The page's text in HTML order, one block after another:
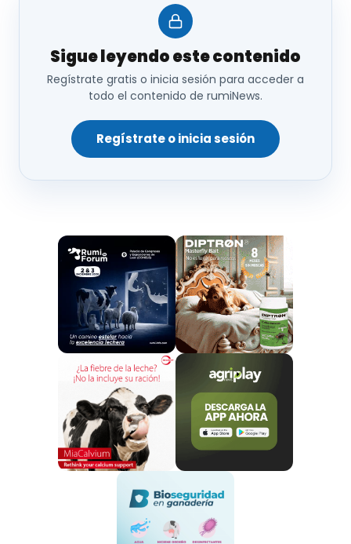
Los animales que se desplazan a
pueden entonces infectarse
incluso después de que el animal infectado
original haya sido retirado.Cuantificar cómo
puede afectar esto a la transmisión es esencial para
aplicar medidas de bioseguridad adecuadas.
El estudio colaborativo, publicado en mBio,
introdujo
vacas no infectadas en un entorno que habían
ocupado previamente vacas infectadas.Siete
fiebre aftosa como resultado de la
contaminación ambiental.El equipo estableció
que, si bien el virus infeccioso suele estar presente en
las secreciones y excreciones del ganado infectado
durante 4-5 días,el virus infeccioso puede
persistir en el medio ambiente hasta 14 días.
Además de establecer los plazos de transmisión,
estudio proporciona datos valiosos sobre la
relación entre los niveles de virus en el medio
ambiente y la probabilidad de que los animales
se infecten.
Esto proporciona información a los
evaluadores y gestores de riesgos sobre la rapidez
con que deben aplicarse los procedimientos de
desinfección para reducir el riesgo de transmisión de
un entorno contaminado.
Sigue leyendo este contenido
Regístrate gratis o inicia sesión para acceder a
todo el contenido de rumiNews.
Regístrate o inicia sesión